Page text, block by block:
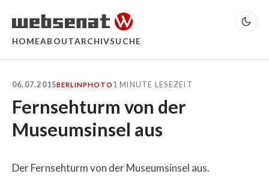
HOMEABOUTARCHIVSUCHE
06.07.2015BERLINPHOTO 1 MINUTE LESEZEIT
Fernsehturm von der
Museumsinsel aus
Der Fernsehturm von der Museumsinsel aus.